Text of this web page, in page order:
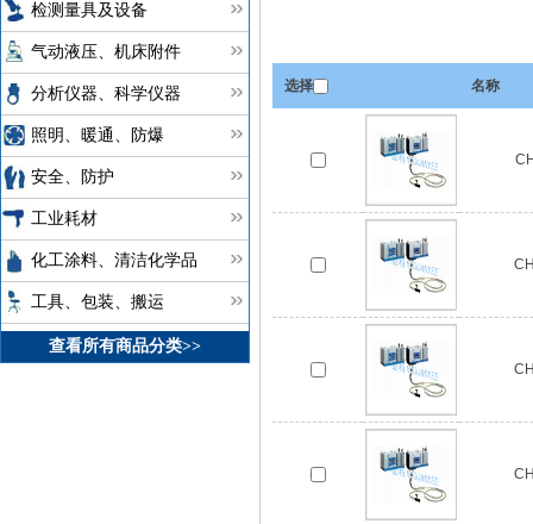
检测量具及设备
气动液压、机床附件
分析仪器、科学仪器
照明、暖通、防爆
安全、防护
工业耗材
化工涂料、清洁化学品
工具、包装、搬运
查看所有商品分类>>
选择 名称